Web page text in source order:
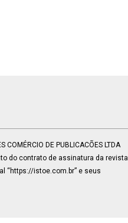
DE PUBLICACÕES LTDA
do contrato de assinatura da revista
“https://istoe.com.br” e seus